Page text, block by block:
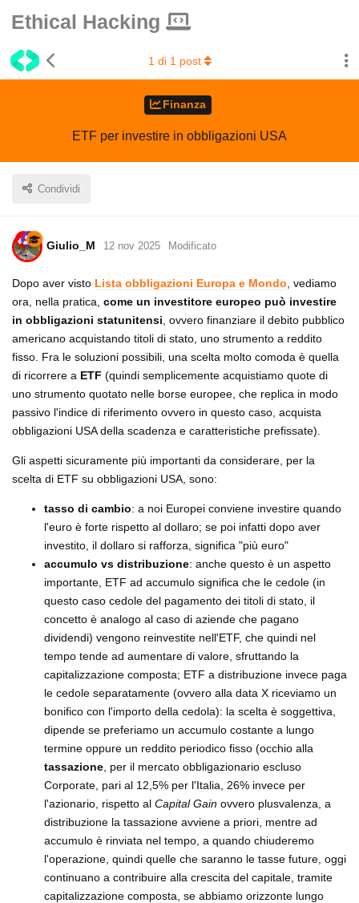
Ethical Hacking
Finanza
ETF per investire in obbligazioni USA
Condividi
1 di 1 post
Giulio_M 12 nov 2025 Modificato
Dopo aver visto Lista obbligazioni Europa e Mondo , vediamo
ora, nella pratica, come un investitore europeo può investire
in obbligazioni statunitensi , ovvero finanziare il debito pubblico
americano acquistando titoli di stato, uno strumento a reddito
fisso. Fra le soluzioni possibili, una scelta molto comoda è quella
di ricorrere a ETF (quindi semplicemente acquistiamo quote di
uno strumento quotato nelle borse europee, che replica in modo
passivo l'indice di riferimento ovvero in questo caso, acquista
obbligazioni USA della scadenza e caratteristiche prefissate).
Gli aspetti sicuramente più importanti da considerare, per la
scelta di ETF su obbligazioni USA, sono:
tasso di cambio: a noi Europei conviene investire quando
l'euro è forte rispetto al dollaro; se poi infatti dopo aver
investito, il dollaro si rafforza, significa "più euro"
accumulo vs distribuzione: anche questo è un aspetto
importante, ETF ad accumulo significa che le cedole (in
questo caso cedole del pagamento dei titoli di stato, il
concetto è analogo al caso di aziende che pagano
dividendi) vengono reinvestite nell'ETF, che quindi nel
tempo tende ad aumentare di valore, sfruttando la
capitalizzazione composta; ETF a distribuzione invece paga
le cedole separatamente (ovvero alla data X riceviamo un
bonifico con l'importo della cedola): la scelta è soggettiva,
dipende se preferiamo un accumulo costante a lungo
termine oppure un reddito periodico fisso (occhio alla
tassazione , per il mercato obbligazionario escluso
Corporate, pari al 12,5% per l'Italia, 26% invece per
l'azionario, rispetto al Capital Gain ovvero plusvalenza, a
distribuzione la tassazione avviene a priori, mentre ad
accumulo è rinviata nel tempo, a quando chiuderemo
l'operazione, quindi quelle che saranno le tasse future, oggi
continuano a contribuire alla crescita del capitale, tramite
capitalizzazione composta, se abbiamo orizzonte lungo